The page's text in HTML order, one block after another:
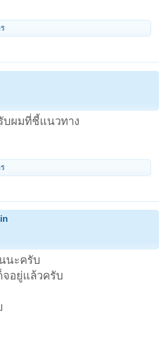
ผมที่ชี้แนวทาง
นะครับ
อยู่แล้วครับ